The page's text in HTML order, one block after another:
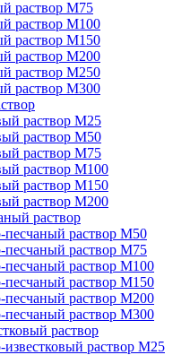
раствор М75
раствор М100
раствор М150
раствор М200
раствор М250
раствор М300
раствор М25
раствор М50
раствор М75
раствор М100
раствор М150
раствор М200
раствор
песчаный раствор М50
песчаный раствор М75
раствор М100
раствор М150
раствор М200
раствор М300
раствор
раствор М25